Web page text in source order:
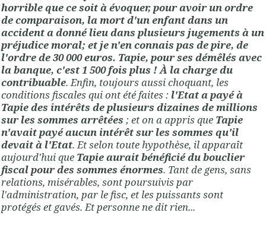
horrible que ce soit à évoquer, pour avoir un ordre
de comparaison, la mort d'un enfant dans un
accident a donné lieu dans plusieurs jugements à un
préjudice moral; et je n'en connais pas de pire, de
l'ordre de 30 000 euros. Tapie, pour ses démêlés avec
la banque, c'est 1 500 fois plus ! À la charge du
contribuable. Enfin, toujours aussi choquant, les
conditions fiscales qui ont été faites : l'Etat a payé à
Tapie des intérêts de plusieurs dizaines de millions
sur les sommes arrêtées ; et on a appris que Tapie
n'avait payé aucun intérêt sur les sommes qu'il
devait à l'Etat. Et selon toute hypothèse, il apparaît
aujourd'hui que Tapie aurait bénéficié du bouclier
fiscal pour des sommes énormes. Tant de gens, sans
relations, misérables, sont poursuivis par
l'administration, par le fisc, et les puissants sont
protégés et gavés. Et personne ne dit rien...